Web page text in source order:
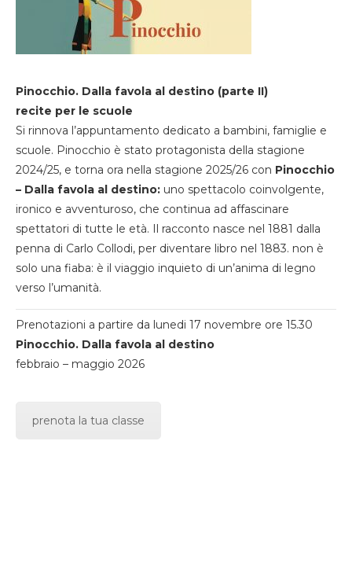
Pinocchio. Dalla favola al destino (parte II)
recite per le scuole
Si rinnova l’appuntamento dedicato a bambini, famiglie e
scuole. Pinocchio è stato protagonista della stagione
2024/25, e torna ora nella stagione 2025/26 con Pinocchio
– Dalla favola al destino: uno spettacolo coinvolgente,
ironico e avventuroso, che continua ad affascinare
spettatori di tutte le età. Il racconto nasce nel 1881 dalla
penna di Carlo Collodi, per diventare libro nel 1883. non è
solo una fiaba: è il viaggio inquieto di un’anima di legno
verso l’umanità.
Prenotazioni a partire da lunedi 17 novembre ore 15.30
Pinocchio. Dalla favola al destino
febbraio – maggio 2026
prenota la tua classe